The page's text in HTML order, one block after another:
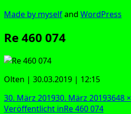
Made by mys­elfand Word­Press
Re 460 074
Olten | 30.03.2019 | 12:15
Veröffentlicht
am
30. März 201930. März 20193648
Veröffentlicht inRe 460 074